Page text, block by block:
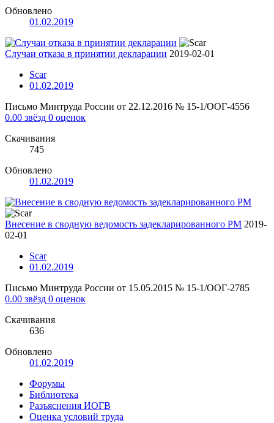
Обновлено
01.02.2019
Случаи отказа в принятии декларации 2019-02-01
Scar
01.02.2019
Письмо Минтруда России от 22.12.2016 № 15-1/ООГ-4556
0.00 звёзд 0 оценок
Скачивания
745
Обновлено
01.02.2019
Внесение в сводную ведомость задекларированного РМ 2019-
02-01
Scar
01.02.2019
Письмо Минтруда России от 15.05.2015 № 15-1/ООГ-2785
0.00 звёзд 0 оценок
Скачивания
636
Обновлено
01.02.2019
Форумы
Библиотека
Разъяснения ИОГВ
Оценка условий труда